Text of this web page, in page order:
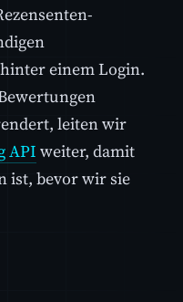
einem Login.
leiten wir
API weiter, damit
ist, bevor wir sie